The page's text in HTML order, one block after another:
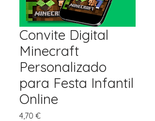
Convite Digital
Minecraft
Personalizado
para Festa Infantil
Online
4,70 €Preço